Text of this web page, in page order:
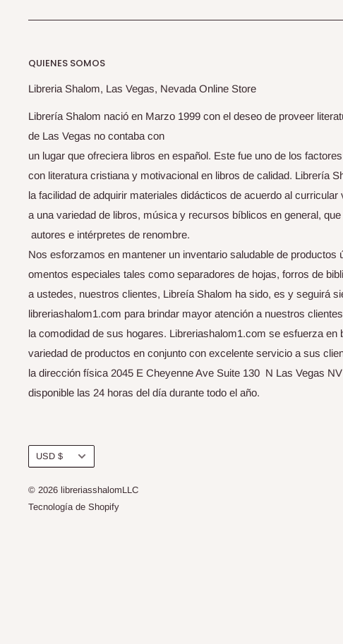
QUIENES SOMOS
Libreria Shalom, Las Vegas, Nevada Online Store
Librería Shalom nació en Marzo 1999 con el deseo de proveer
de Las Vegas no contaba con
un lugar que ofreciera libros en español. Este fue uno de los
con literatura cristiana y motivacional en libros de calidad. Librería
la facilidad de adquirir materiales didácticos de acuerdo al curricular
a una variedad de libros, música y recursos bíblicos en general,
autores e intérpretes de renombre.
Nos esforzamos en mantener un inventario saludable de
omentos especiales tales como separadores de hojas, forros de
a ustedes, nuestros clientes, Libreía Shalom ha sido, es y seguirá
libreriashalom1.com para brindar mayor atención a nuestros
la comodidad de sus hogares. Libreriashalom1.com se esfuerza en
variedad de productos en conjunto con excelente servicio a sus
la dirección física 2045 E Cheyenne Ave Suite 130 N Las Vegas
disponible las 24 horas del día durante todo el año.
Moneda
USD $
© 2026 libreriasshalomLLC
Tecnología de Shopify